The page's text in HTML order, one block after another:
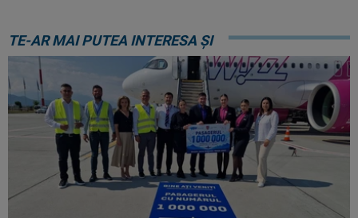
TE-AR MAI PUTEA INTERESA ȘI